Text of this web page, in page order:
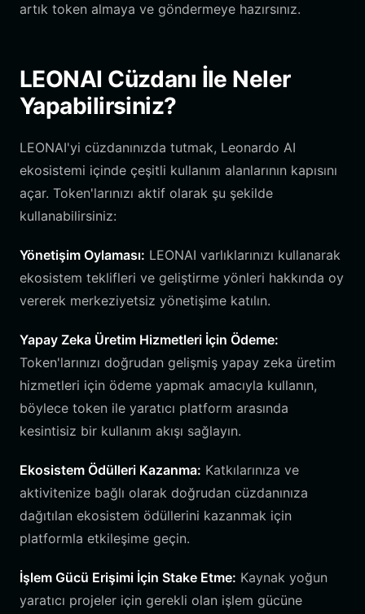
artık token almaya ve göndermeye hazırsınız.
LEONAI Cüzdanı İle Neler
Yapabilirsiniz?
LEONAI'yi cüzdanınızda tutmak, Leonardo AI
ekosistemi içinde çeşitli kullanım alanlarının kapısını
açar. Token'larınızı aktif olarak şu şekilde
kullanabilirsiniz:
Yönetişim Oylaması: LEONAI varlıklarınızı kullanarak
ekosistem teklifleri ve geliştirme yönleri hakkında oy
vererek merkeziyetsiz yönetişime katılın.
Yapay Zeka Üretim Hizmetleri İçin Ödeme:
Token'larınızı doğrudan gelişmiş yapay zeka üretim
hizmetleri için ödeme yapmak amacıyla kullanın,
böylece token ile yaratıcı platform arasında
kesintisiz bir kullanım akışı sağlayın.
Ekosistem Ödülleri Kazanma: Katkılarınıza ve
aktivitenize bağlı olarak doğrudan cüzdanınıza
dağıtılan ekosistem ödüllerini kazanmak için
platformla etkileşime geçin.
İşlem Gücü Erişimi İçin Stake Etme: Kaynak yoğun
yaratıcı projeler için gerekli olan işlem gücüne